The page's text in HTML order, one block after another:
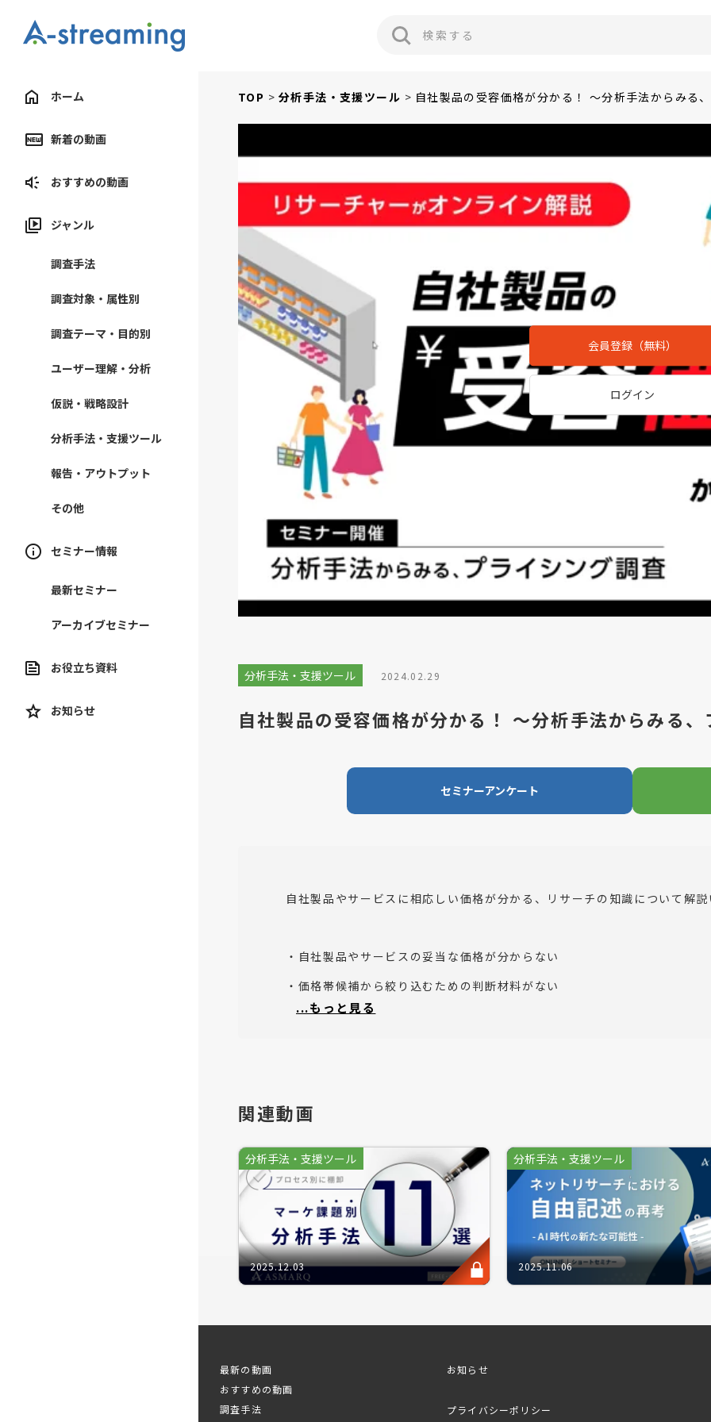
ホーム
新着の動画
おすすめの動画
ジャンル
調査手法
調査対象・属性別
調査テーマ・目的別
ユーザー理解・分析
仮説・戦略設計
分析手法・支援ツール
報告・アウトプット
その他
セミナー情報
最新セミナー
アーカイブセミナー
お役立ち資料
お知らせ
TOP 分析手法・支援ツール 自社製品の受容価格が分かる！ ～分析手法からみる
会員登録（無料）
ログイン
分析手法・支援ツール 2024.02.29
自社製品の受容価格が分かる！ ～分析手法からみる
セミナーアンケート
自社製品やサービスに相応しい価格が分かる、リサーチの知識について解
・自社製品やサービスの妥当な価格が分からない
・価格帯候補から絞り込むための判断材料がない
・設定価格が消費者に受け入れられるか知りたい
です。
もちろんコンセプト次第では敢えてリッチな価格設定を行う必要もあり、
ますが、一般的に商品価格は、販売者が「売りたい価格」と消費者の「買
る必要があります。
そこで活用できるのが、商品に対しての「適切な価格」や消費者が「購入
ーチいわゆる価格受容性調査となります。本調査工程を踏むことで、商品
拡大を見込めます。
※ファシリテーター：アスマーク マーケティングG 畠 紀恵
...もっと見る
関連動画
分析手法・支援ツール
2025.12.03
分析手法・支援ツール
2025.11.06
最新の動画
おすすめの動画
調査手法
お知らせ
プライバシーポリシー